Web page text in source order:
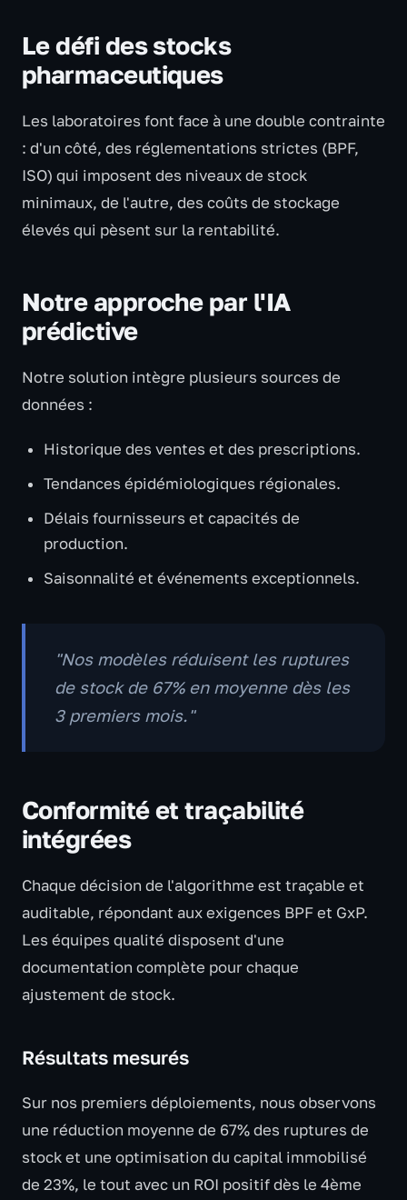
Le défi des stocks
pharmaceutiques
Les laboratoires font face à une double contrainte
: d'un côté, des réglementations strictes (BPF,
ISO) qui imposent des niveaux de stock
minimaux, de l'autre, des coûts de stockage
élevés qui pèsent sur la rentabilité.
Notre approche par l'IA
prédictive
Notre solution intègre plusieurs sources de
données :
Historique des ventes et des prescriptions.
Tendances épidémiologiques régionales.
Délais fournisseurs et capacités de
production.
Saisonnalité et événements exceptionnels.
"Nos modèles réduisent les ruptures
de stock de 67% en moyenne dès les
3 premiers mois."
Conformité et traçabilité
intégrées
Chaque décision de l'algorithme est traçable et
auditable, répondant aux exigences BPF et GxP.
Les équipes qualité disposent d'une
documentation complète pour chaque
ajustement de stock.
Résultats mesurés
Sur nos premiers déploiements, nous observons
une réduction moyenne de 67% des ruptures de
stock et une optimisation du capital immobilisé
de 23%, le tout avec un ROI positif dès le 4ème